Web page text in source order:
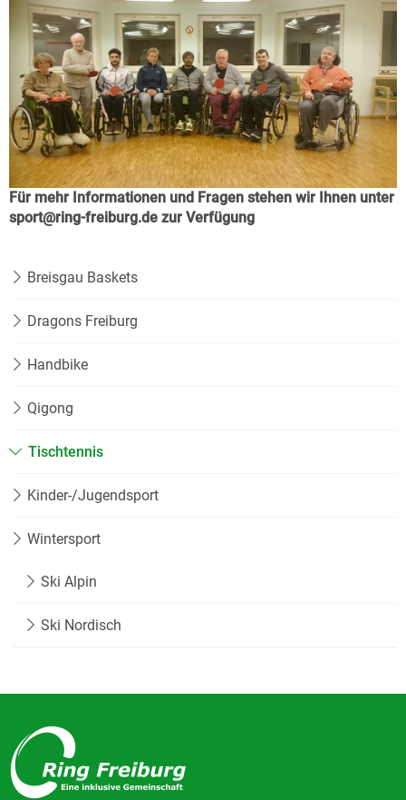
Für mehr Informationen und Fragen stehen wir Ihnen unter
sport@ring-freiburg.de zur Verfügung
Breisgau Baskets
Dragons Freiburg
Handbike
Qigong
Tischtennis
Kinder-/Jugendsport
Wintersport
Ski Alpin
Ski Nordisch